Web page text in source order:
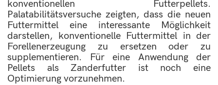
konventionellen Futterpellets.
Palatabilitätsversuche zeigten, dass die neuen
Futtermittel eine interessante Möglichkeit
darstellen, konventionelle Futtermittel in der
Forellenerzeugung zu ersetzen oder zu
supplementieren. Für eine Anwendung der
Pellets als Zanderfutter ist noch eine
Optimierung vorzunehmen.